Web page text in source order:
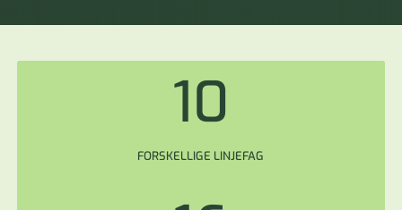
10
FORSKELLIGE LINJEFAG